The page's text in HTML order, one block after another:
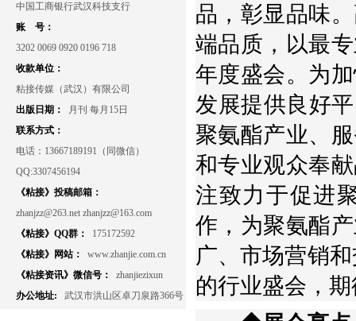
中国工商银行武汉科技支行
账 号：
3202 0069 0920 0196 718
收款单位：
粘接传媒（武汉）有限公司
出版日期：
月刊 每月15日
联系方式：
电话：13667189191（同微信）
QQ:3307456194
《粘接》投稿邮箱：
zhanjzz@263.net zhanjzz@163.com
《粘接》QQ群：
175172592
《粘接》网站：
www.zhanjie.com.cn
《粘接资讯》微信号：
zhanjiezixun
办公地址:
武汉市洪山区卓刀泉路366号
品，彰显品味
端品质，以最
年度盛会。为
发展提供良好
聚氨酯产业、
和专业观众奉
注致力于促进
作，为聚氨酯
广、市场营销
的行业盛会，